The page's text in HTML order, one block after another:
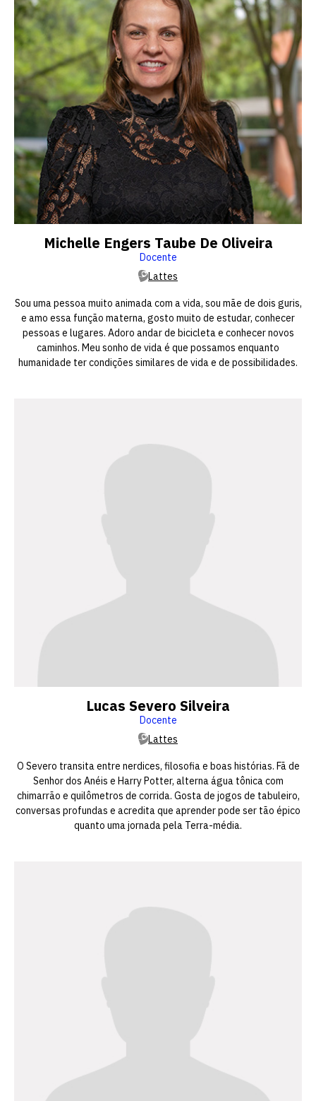
Michelle Engers Taube De Oliveira
Docente
Lattes
Sou uma pessoa muito animada com a vida, sou mãe de dois guris,
e amo essa função materna, gosto muito de estudar, conhecer
pessoas e lugares. Adoro andar de bicicleta e conhecer novos
caminhos. Meu sonho de vida é que possamos enquanto
humanidade ter condições similares de vida e de possibilidades.
Lucas Severo Silveira
Docente
Lattes
O Severo transita entre nerdices, filosofia e boas histórias. Fã de
Senhor dos Anéis e Harry Potter, alterna água tônica com
chimarrão e quilômetros de corrida. Gosta de jogos de tabuleiro,
conversas profundas e acredita que aprender pode ser tão épico
quanto uma jornada pela Terra-média.